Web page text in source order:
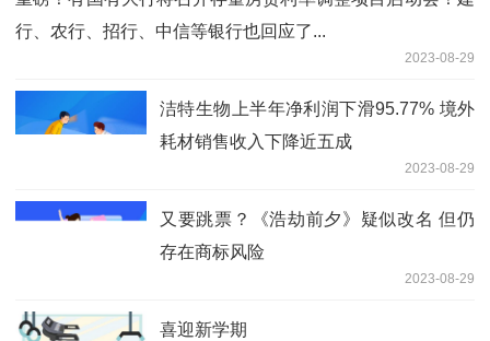
行、农行、招行、中信等银行也回应了...
2023-08-29
洁特生物上半年净利润下滑95.77% 境外
耗材销售收入下降近五成
2023-08-29
又要跳票？《浩劫前夕》疑似改名 但仍
存在商标风险
2023-08-29
喜迎新学期